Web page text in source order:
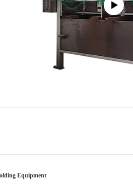
Equipment